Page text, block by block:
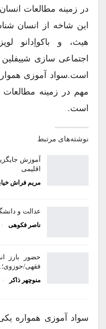
در زمینه مطالعات
این شاخه از انسان
هیث، و باکواِدانو
اجتماعی سازی شییفلین
است.سواد آموزی
مهم در زمینه مطالعات
است.
نوشته‌های مرتبط
آموزش
اقلیمی
مریم فراش
عدالت و دانشگاه
ناصر فکوهی
حضور بارز
فقهی/حوزوی؛…
منوچهر ذاکر
سواد آموزی همواره